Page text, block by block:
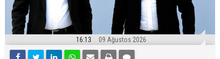
16:13 09 Ağustos 2026